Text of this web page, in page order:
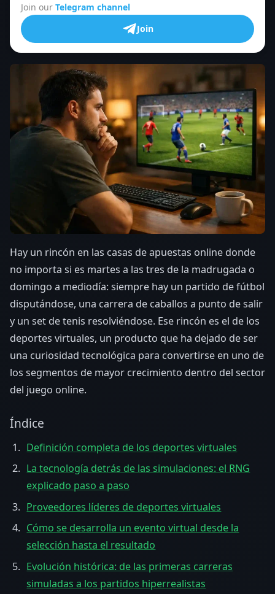
Join our Telegram channel
Join
Hay un rincón en las casas de apuestas online donde
no importa si es martes a las tres de la madrugada o
domingo a mediodía: siempre hay un partido de fútbol
disputándose, una carrera de caballos a punto de salir
y un set de tenis resolviéndose. Ese rincón es el de los
deportes virtuales, un producto que ha dejado de ser
una curiosidad tecnológica para convertirse en uno de
los segmentos de mayor crecimiento dentro del sector
del juego online.
Índice
Definición completa de los deportes virtuales
La tecnología detrás de las simulaciones: el RNG
explicado paso a paso
Proveedores líderes de deportes virtuales
Cómo se desarrolla un evento virtual desde la
selección hasta el resultado
Evolución histórica: de las primeras carreras
simuladas a los partidos hiperrealistas